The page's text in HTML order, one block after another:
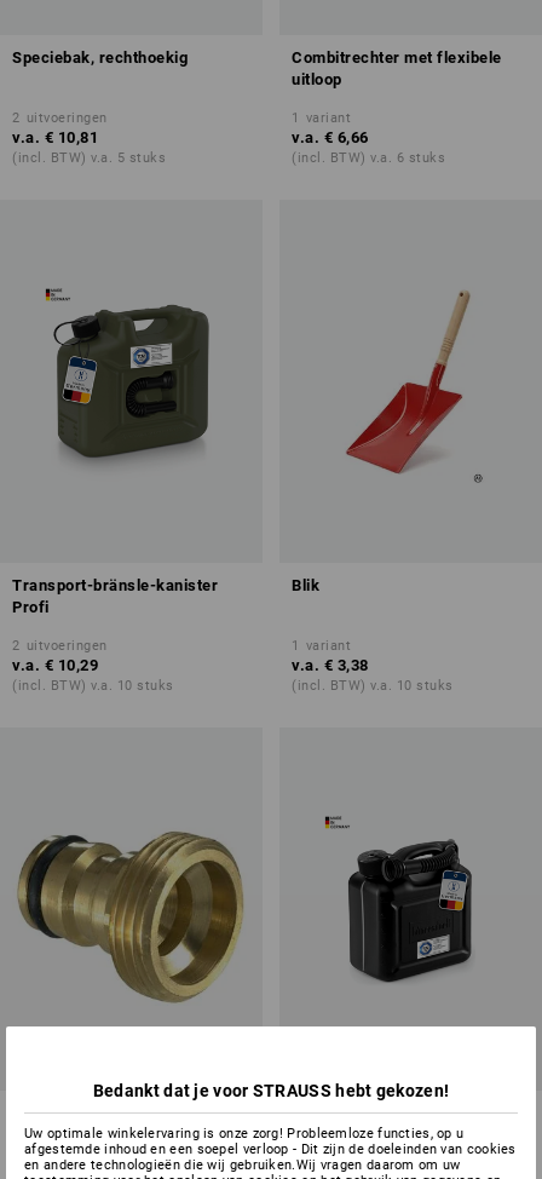
Speciebak, rechthoekig
2 uitvoeringen
v.a. € 10,81
(incl. BTW) v.a. 5 stuks
Combitrechter met flexibele
uitloop
1 variant
v.a. € 6,66
(incl. BTW) v.a. 6 stuks
Transport-bränsle-kanister
Profi
2 uitvoeringen
v.a. € 10,29
(incl. BTW) v.a. 10 stuks
Blik
1 variant
v.a. € 3,38
(incl. BTW) v.a. 10 stuks
Opst.-syst. met buitenwerks
draad
uitvoeringen
Transportjerrycan voor
brandstoffen
3 uitvoeringen
Bedankt dat je voor STRAUSS hebt gekozen!
Uw optimale winkelervaring is onze zorg! Probleemloze functies, op u
afgestemde inhoud en een soepel verloop - Dit zijn de doeleinden van cookies
en andere technologieën die wij gebruiken.Wij vragen daarom om uw